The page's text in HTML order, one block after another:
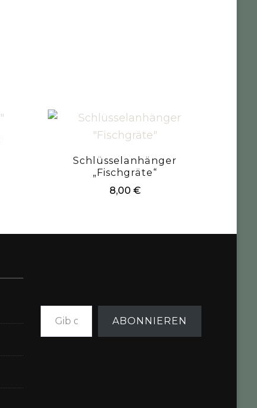
Schlüsselanhänger
„Fischgräte“
8,00 €
Gib deine E-Mail-Adresse ein ...
ABONNIEREN